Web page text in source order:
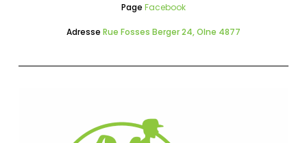
Page Facebook
Adresse Rue Fosses Berger 24, Olne 4877